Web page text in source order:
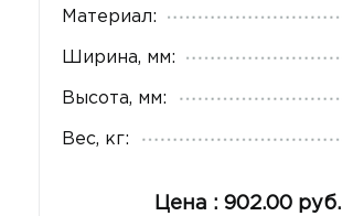
Материал:
Ширина, мм:
Высота, мм:
Вес, кг:
Цена : 902.00 руб.